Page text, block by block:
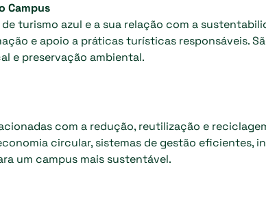
Campus
turismo azul e a sua relação com a
e apoio a práticas turísticas responsáveis.
e preservação ambiental.
com a redução, reutilização e
circular, sistemas de gestão eficientes,
um campus mais sustentável.